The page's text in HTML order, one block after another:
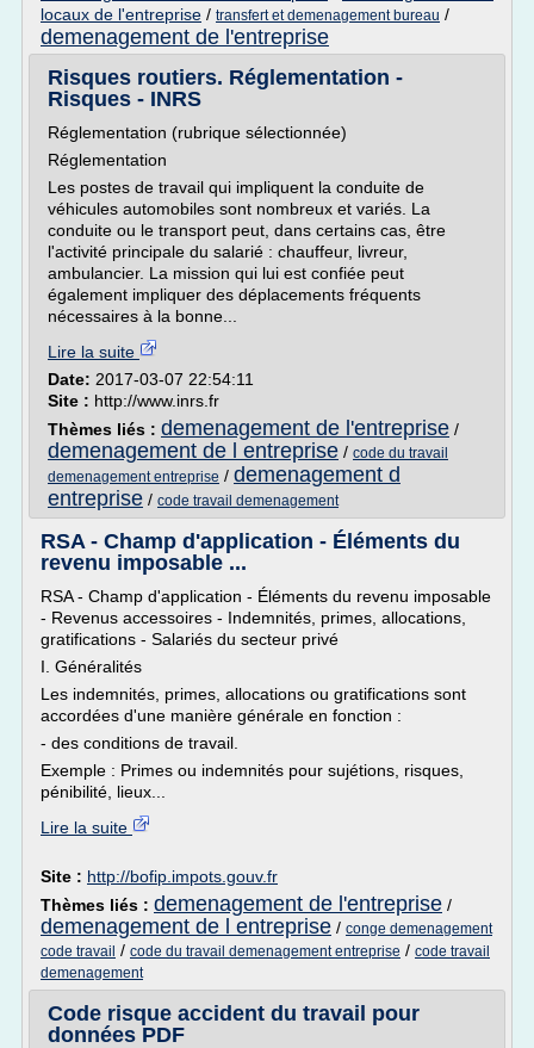
locaux de l'entreprise / transfert et demenagement bureau /
demenagement de l'entreprise
Risques routiers. Réglementation -
Risques - INRS
Réglementation (rubrique sélectionnée)
Réglementation
Les postes de travail qui impliquent la conduite de
véhicules automobiles sont nombreux et variés. La
conduite ou le transport peut, dans certains cas, être
l'activité principale du salarié : chauffeur, livreur,
ambulancier. La mission qui lui est confiée peut
également impliquer des déplacements fréquents
nécessaires à la bonne...
Lire la suite
Date: 2017-03-07 22:54:11
Site : http://www.inrs.fr
Thèmes liés : demenagement de l'entreprise /
demenagement de l entreprise / code du travail
demenagement entreprise / demenagement d
entreprise / code travail demenagement
RSA - Champ d'application - Éléments du
revenu imposable ...
RSA - Champ d'application - Éléments du revenu imposable
- Revenus accessoires - Indemnités, primes, allocations,
gratifications - Salariés du secteur privé
I. Généralités
Les indemnités, primes, allocations ou gratifications sont
accordées d'une manière générale en fonction :
- des conditions de travail.
Exemple : Primes ou indemnités pour sujétions, risques,
pénibilité, lieux...
Lire la suite
Site : http://bofip.impots.gouv.fr
Thèmes liés : demenagement de l'entreprise /
demenagement de l entreprise / conge demenagement
code travail / code du travail demenagement entreprise / code travail
demenagement
Code risque accident du travail pour
données PDF